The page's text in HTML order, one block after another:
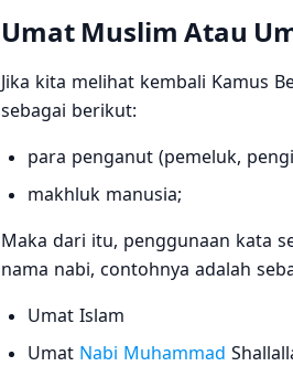
Umat Muslim Atau
Jika kita melihat kembali Kamus
sebagai berikut:
para penganut (pemeluk,
makhluk manusia;
Maka dari itu, penggunaan kata
nama nabi, contohnya adalah
Umat Islam
Umat Nabi Muhammad